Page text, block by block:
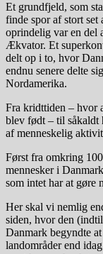
Et grundfjeld, som
finde spor af stort
oprindelig var en del
Ækvator. Et
delt op i to, hvor
endnu senere delte
Nordamerika.
Fra kridttiden – hvor
blev født – til såkaldt
af menneskelig
Først fra omkring
mennesker i
som intet har at gøre
Her skal vi nemlig
siden, hvor den
Danmark begyndte
landområder end